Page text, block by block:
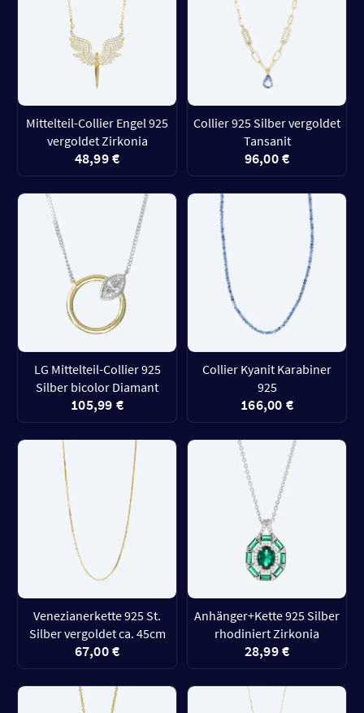
Mittelteil-Collier Engel 925
vergoldet Zirkonia
48,99 €
Collier 925 Silber vergoldet
Tansanit
96,00 €
LG Mittelteil-Collier 925
Silber bicolor Diamant
105,99 €
Collier Kyanit Karabiner
925
166,00 €
Venezianerkette 925 St.
Silber vergoldet ca. 45cm
67,00 €
Anhänger+Kette 925 Silber
rhodiniert Zirkonia
28,99 €